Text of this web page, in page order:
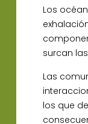
Los
surcan
Las
los que